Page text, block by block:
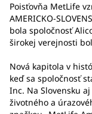
Poisťovňa MetLife
AMERICKO-
bola spoločnosť
širokej verejnosti
Nová kapitola v
keď sa spoločnosť
Inc. Na Slovensku
životného a